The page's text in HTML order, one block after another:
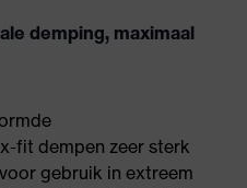
demping, maximaal
fit dempen zeer sterk
gebruik in extreem